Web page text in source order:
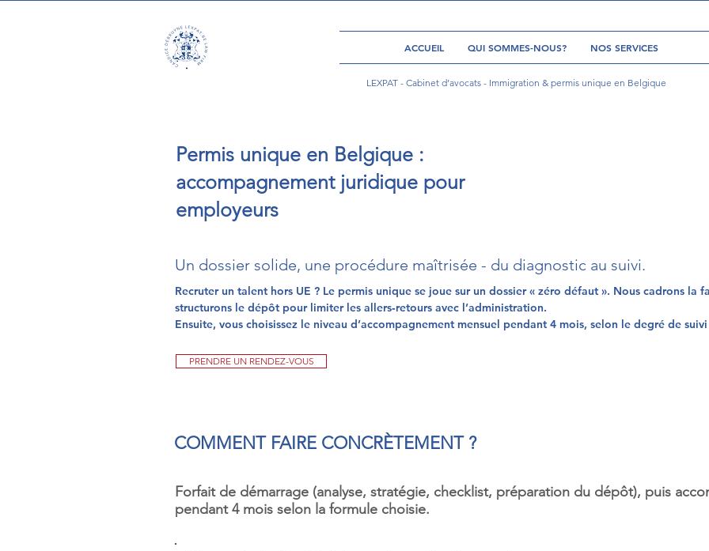
ACCUEIL QUI SOMMES-NOUS? NOS SERVICES
LEXPAT - Cabinet d’avocats - Immigration & permis unique en Belgique
Permis unique en Belgique :
accompagnement juridique pour
employeurs
Un dossier solide, une procédure maîtrisée - du diagnostic au suivi.
Recruter un talent hors UE ? Le permis unique se joue sur un dossier « zéro défaut ». Nous cadrons la
structurons le dépôt pour limiter les allers‑retours avec l’administration.
Ensuite, vous choisissez le niveau d’accompagnement mensuel pendant 4 mois, selon le degré de
PRENDRE UN RENDEZ-VOUS
COMMENT FAIRE CONCRÈTEMENT ?
Forfait de démarrage (analyse, stratégie, checklist, préparation du dépôt), puis
pendant 4 mois selon la formule choisie.